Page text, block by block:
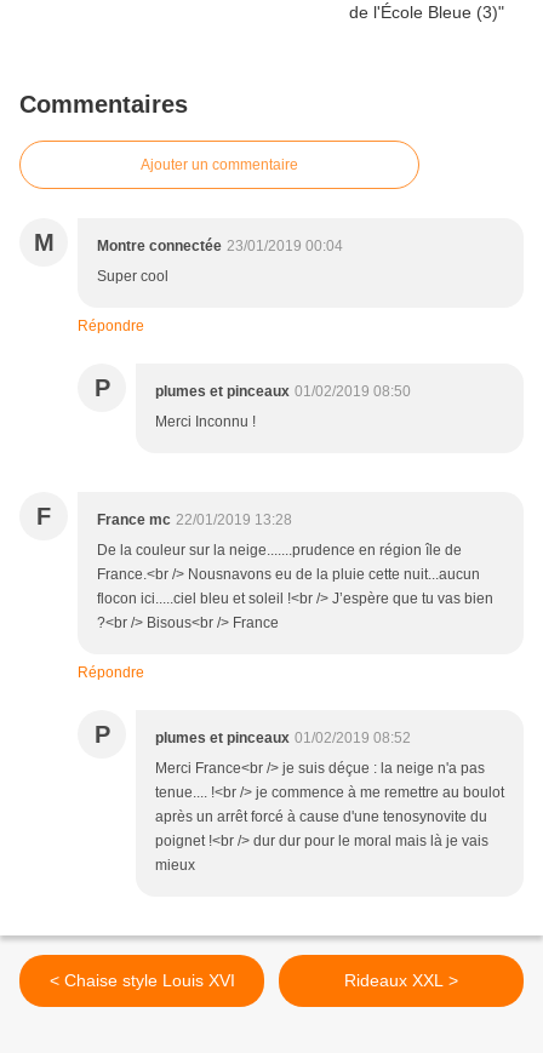
Commentaires
Ajouter un commentaire
M Montre connectée 23/01/2019 00:04
Super cool
Répondre
P plumes et pinceaux 01/02/2019 08:50
Merci Inconnu !
F France mc 22/01/2019 13:28
De la couleur sur la neige.......prudence en région île de
France.<br /> Nousnavons eu de la pluie cette nuit...aucun
flocon ici.....ciel bleu et soleil !<br /> J’espère que tu vas bien
?<br /> Bisous<br /> France
Répondre
P plumes et pinceaux 01/02/2019 08:52
Merci France<br /> je suis déçue : la neige n'a pas
tenue.... !<br /> je commence à me remettre au boulot
après un arrêt forcé à cause d'une tenosynovite du
poignet !<br /> dur dur pour le moral mais là je vais
mieux
< Chaise style Louis XVI Rideaux XXL >